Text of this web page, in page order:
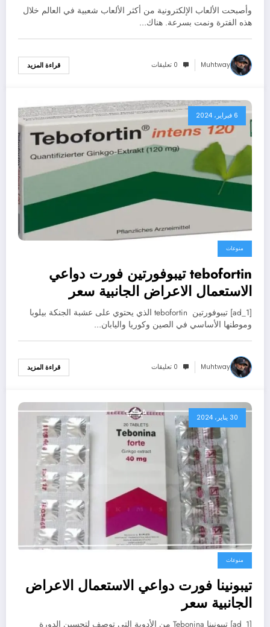
وأصبحت الألعاب الإلكترونية من أكثر الألعاب شعبية في العالم خلال
هذه الفترة ونمت بسرعة. هناك…
Muhtway 0 تعليقات قراءة المزيد
6 فبراير، 2024
منوعات
tebofortin تيبوفورتين فورت دواعي
الاستعمال الاعراض الجانبية سعر
[ad_1] تيبوفورتين tebofortin الذي يحتوي على عشبة الجنكة بيلوبا
وموطنها الأساسي في الصين وكوريا واليابان…
Muhtway 0 تعليقات قراءة المزيد
30 يناير، 2024
منوعات
تيبونينا فورت دواعي الاستعمال الاعراض
الجانبية سعر
[ad_1] تيبونينا Tebonina من الأدوية التي توصف لتحسين الدورة